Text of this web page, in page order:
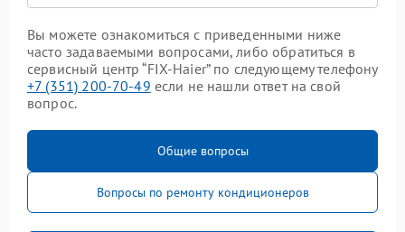
Вы можете ознакомиться с приведенными ниже
часто задаваемыми вопросами, либо обратиться в
сервисный центр “FIX-Haier” по следующему телефону
+7 (351) 200-70-49 если не нашли ответ на свой
вопрос.
Общие вопросы
Вопросы по ремонту кондиционеров